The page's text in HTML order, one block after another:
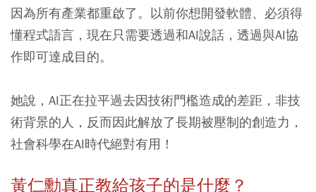
因為所有產業都重啟了。以前你想開發軟體、必須得
懂程式語言，現在只需要透過和AI說話，透過與AI協
作即可達成目的。
她說，AI正在拉平過去因技術門檻造成的差距，非技
術背景的人，反而因此解放了長期被壓制的創造力，
社會科學在AI時代絕對有用！
黃仁勳真正教給孩子的是什麼？